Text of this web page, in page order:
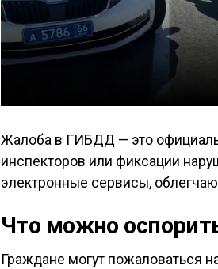
Жалоба в ГИБДД — это
инспекторов или фиксации
электронные сервисы,
Что можно
Граждане могут пожаловаться